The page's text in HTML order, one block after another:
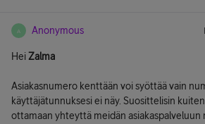
A Anonymous
HeiZalma
Asiakasnumero kenttään voi syöttää vain
käyttäjätunnuksesi ei näy. Suosittelisin
ottamaan yhteyttä meidän